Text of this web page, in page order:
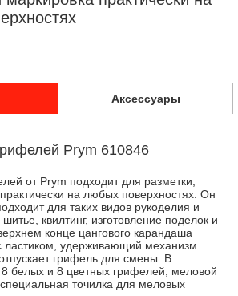
Аксессуары
Prym 610846
от Prym подходит для разметки,
на любых поверхностях. Он
для таких видов рукоделия и
квилтинг, изготовление поделок и
конце цангового карандаша
ластиком, удерживающий механизм
грифель для смены. В
белых и 8 цветных грифелей, меловой
точилка для меловых